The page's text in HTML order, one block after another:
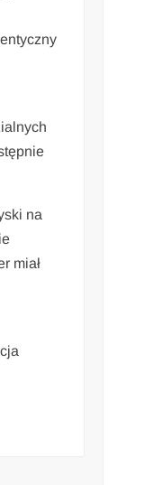
na
miał